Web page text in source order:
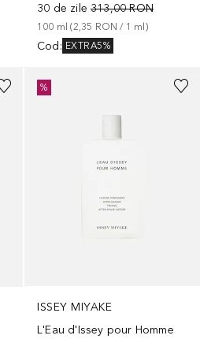
30 de zile 313,00 RON
100 ml (2,35 RON / 1 ml)
Cod : EXTRA5%
ISSEY MIYAKE
L'Eau d'Issey pour Homme
%